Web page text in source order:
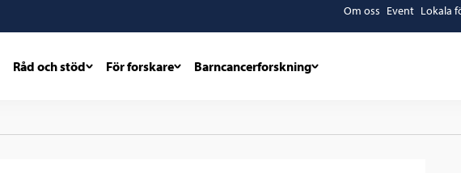
Om oss Event Lokala
Råd och stöd För forskare Barncancerforskning